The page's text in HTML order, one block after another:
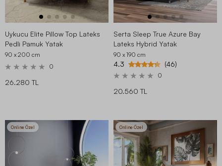
Uykucu Elite Pillow Top Lateks
Pedli Pamuk Yatak
90 x 200 cm
0
26.280 TL
Serta Sleep True Azure Bay
Lateks Hybrid Yatak
90 x 190 cm
4.3 (46)
0
20.560 TL
Online Özel Online Özel